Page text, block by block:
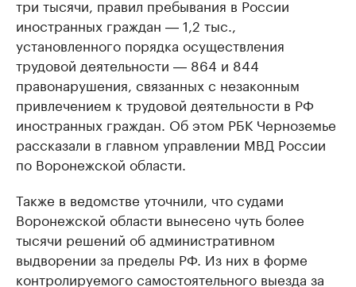
три тысячи, правил пребывания в России
иностранных граждан ― 1,2 тыс.,
установленного порядка осуществления
трудовой деятельности ― 864 и 844
правонарушения, связанных с незаконным
привлечением к трудовой деятельности в РФ
иностранных граждан. Об этом РБК Черноземье
рассказали в главном управлении МВД России
по Воронежской области.
Также в ведомстве уточнили, что судами
Воронежской области вынесено чуть более
тысячи решений об административном
выдворении за пределы РФ. Из них в форме
контролируемого самостоятельного выезда за